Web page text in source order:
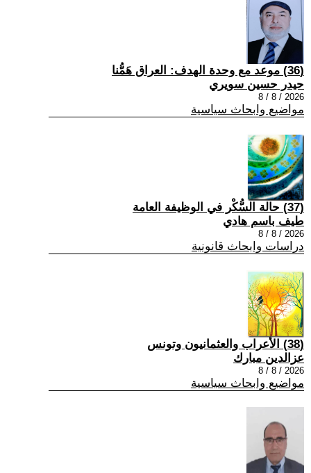
(36) موعد مع وحدة الهدف: العراق هَمُّنا
حيدر حسين سويري
2026 / 8 / 8
مواضيع وابحاث سياسية
(37) حالة السُّكْر في الوظيفة العامة
طيف باسم هادي
2026 / 8 / 8
دراسات وابحاث قانونية
(38) الأعراب والعثمانيون وتونس
عزالدين مبارك
2026 / 8 / 8
مواضيع وابحاث سياسية